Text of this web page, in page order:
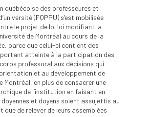
québécoise des professeures et
(FQPPU) s’est mobilisée
le projet de loi loi modifiant la
de Montréal au cours de la
parce que celui-ci contient des
atteinte à la participation des
professoral aux décisions qui
et au développement de
Montréal, en plus de consacrer une
de l’institution en faisant en
et doyens soient assujettis au
que de relever de leurs assemblées